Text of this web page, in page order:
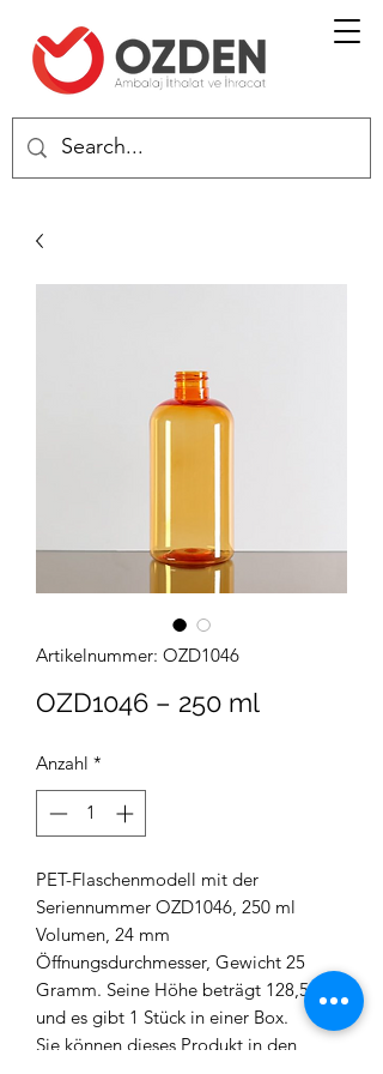
Artikelnummer: OZD1046
OZD1046 – 250 ml
Anzahl *
PET-Flaschenmodell mit der
Seriennummer OZD1046, 250 ml
Volumen, 24 mm
Öffnungsdurchmesser, Gewicht 25
Gramm. Seine Höhe beträgt 128,5 mm
und es gibt 1 Stück in einer Box.
Sie können dieses Produkt in den